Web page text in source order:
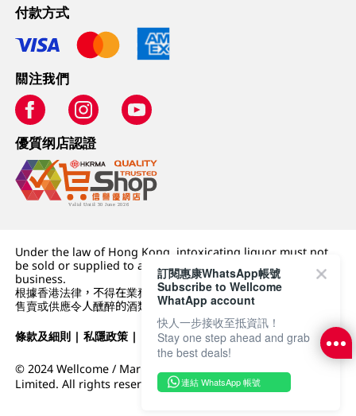
付款方式
關注我們
優質纲店認證
Under the law of Hong Kong, intoxicating liquor must not
be sold or supplied to a minor (under 18) in the course of
business.
根據香港法律，不得在業務過程中，向未成年人 (18 歲以下人士)
售賣或供應令人醺醉的酒類。
條款及細則 |私隱政策 | DFI零售集團
© 2024 Wellcome / Market Place. The Dairy Farm Company
Limited. All rights reserved.
訂閱惠康WhatsApp帳號
Subscribe to Wellcome
WhatApp account
快人一步接收至抵資訊！
Stay one step ahead and grab
the best deals!
連結 WhatsApp 帳號